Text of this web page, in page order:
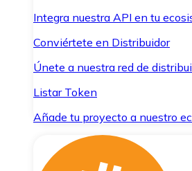
Integra nuestra API en tu
Conviértete en Distribuidor
Únete a nuestra red de
Listar Token
Añade tu proyecto a nuestro